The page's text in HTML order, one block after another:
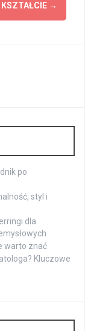
KSZTAŁCIE →
po
styl i
dla
warto znać
Kluczowe